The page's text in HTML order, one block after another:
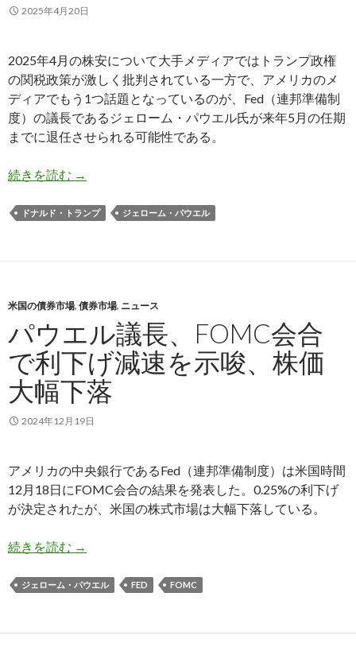
2025年4月20日
2025年4月の株安について大手メディアではトランプ政権
の関税政策が激しく批判されている一方で、アメリカのメ
ディアでもう1つ話題となっているのが、Fed（連邦準備制
度）の議長であるジェローム・パウエル氏が来年5月の任期
までに退任させられる可能性である。
続きを読む トランプ大統領がパウエル議長をクビにすれば
→
ドナルド・トランプ ジェローム・パウエル
米国の債券市場, 債券市場, ニュース
パウエル議長、FOMC会合
で利下げ減速を示唆、株価
大幅下落
2024年12月19日
アメリカの中央銀行であるFed（連邦準備制度）は米国時間
12月18日にFOMC会合の結果を発表した。0.25%の利下げ
が決定されたが、米国の株式市場は大幅下落している。
続きを読む パウエル議長、FOMC会合で利下げ減速を示唆
→
ジェローム・パウエル FED FOMC